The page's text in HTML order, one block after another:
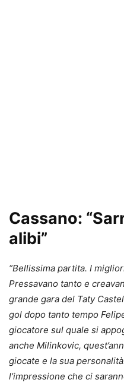
Cassano:
alibi”
“Bellissima partita. I
Pressavano tanto e
grande gara del Taty
gol dopo tanto tempo
giocatore sul quale si
anche Milinkovic,
giocate e la sua
l’impressione che ci